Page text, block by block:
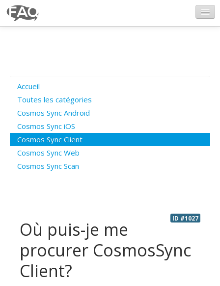
Poser une question
Questions ouvertes
Connexion
Accueil
Toutes les catégories
Cosmos Sync Android
Cosmos Sync iOS
Cosmos Sync Client
Cosmos Sync Web
Cosmos Sync Scan
ID #1027
Où puis-je me
procurer CosmosSync
Client?